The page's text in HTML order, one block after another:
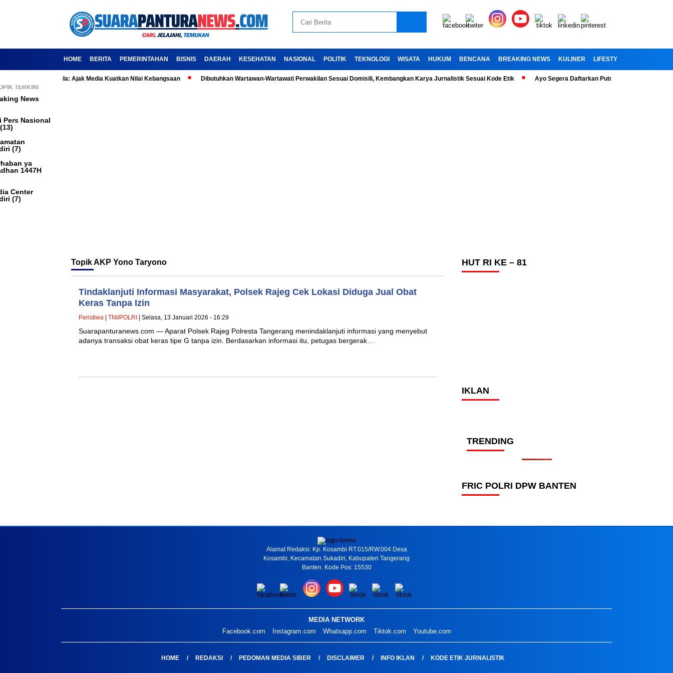
HOME BERITA PEMERINTAHAN BISNIS DAERAH KESEHATAN NASIONAL POLITIK TEKNOLOGI WISATA HUKUM BENCANA BREAKING NEWS KULINER LIFESTYLE
Lahir Pancasila: Ajak Media Kuatkan Nilai Kebangsaan Dibutuhkan Wartawan-Wartawati Perwakilan Sesuai Domisili, Kembangkan Karya Jurnalistik Sesuai Kode Etik
Ayo Segera Daftarkan Putra Putri Anda” Telah
TERKINI
News
Pers Nasional
(7)
ya
1447H
Center
(7)
TopikAKP Yono Taryono
Tindaklanjuti Informasi Masyarakat, Polsek Rajeg Cek Lokasi Diduga Jual Obat
Keras Tanpa Izin
Peristiwa TNI/POLRI | Selasa, 13 Januari 2026 - 16:29
Suarapanturanews.com — Aparat Polsek Rajeg Polresta Tangerang menindaklanjuti informasi yang menyebut
adanya transaksi obat keras tipe G tanpa izin. Berdasarkan informasi itu, petugas bergerak…
HUT RI KE – 81
IKLAN
TRENDING
FRIC POLRI DPW BANTEN
Alamat Redaksi: Kp. Kosambi RT.015/RW.004 Desa
Kosambi, Kecamatan Sukadiri, Kabupaten Tangerang
Banten. Kode Pos: 15530
MEDIA NETWORK
Facebook.com
Instagram.com Whatsapp.com Tiktok.com Youtube.com
HOME REDAKSI PEDOMAN MEDIA SIBER DISCLAIMER INFO IKLAN KODE ETIK JURNALISTIK